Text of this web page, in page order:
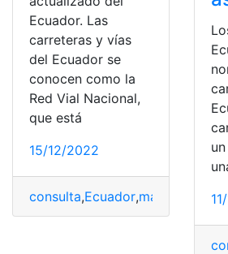
Ecuador. Las
carreteras y vías
del Ecuador se
conocen como la
Red Vial Nacional,
que está
15/12/2022
consulta,Ecuador,mapa mapa